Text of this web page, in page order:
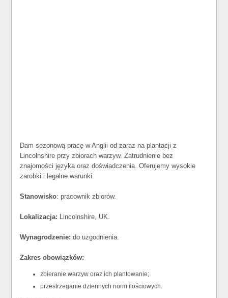
Dam sezonową pracę w Anglii od zaraz na plantacji z
Lincolnshire przy zbiorach warzyw. Zatrudnienie bez
znajomości języka oraz doświadczenia. Oferujemy wysokie
zarobki i legalne warunki.
Stanowisko: pracownik zbiorów.
Lokalizacja: Lincolnshire, UK.
Wynagrodzenie: do uzgodnienia.
Zakres obowiązków:
zbieranie warzyw oraz ich plantowanie;
przestrzeganie dziennych norm ilościowych.